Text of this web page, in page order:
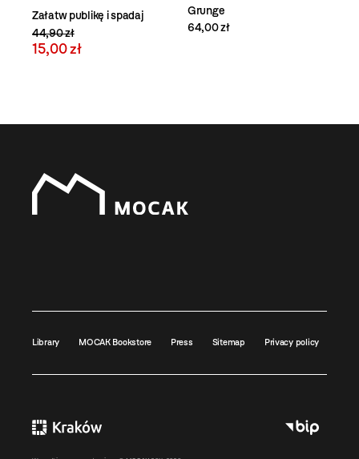
Załatw publikę i spadaj
44,90 zł
15,00 zł
Grunge
64,00 zł
Library MOCAK Bookstore Press Sitemap Privacy policy